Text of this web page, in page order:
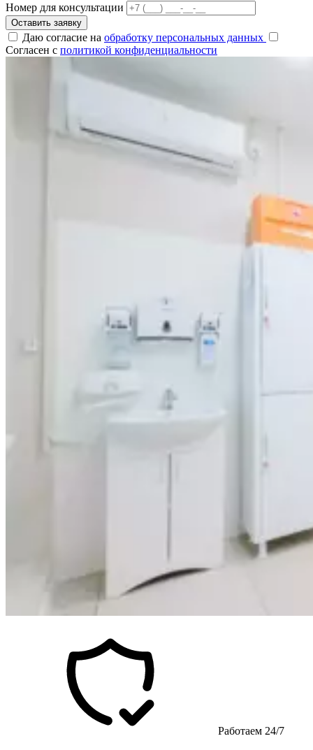
Номер для консультации
Оставить заявку
Даю согласие на обработку персональных данных
Согласен с политикой конфиденциальности
Работаем 24/7